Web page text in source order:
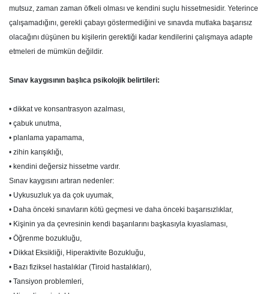
mutsuz, zaman zaman öfkeli olması ve kendini suçlu hissetmesidir. Yeterince
çalışamadığını, gerekli çabayı göstermediğini ve sınavda mutlaka başarısız
olacağını düşünen bu kişilerin gerektiği kadar kendilerini çalışmaya adapte
etmeleri de mümkün değildir.
Sınav kaygısının başlıca psikolojik belirtileri:
• dikkat ve konsantrasyon azalması,
• çabuk unutma,
• planlama yapamama,
• zihin karışıklığı,
• kendini değersiz hissetme vardır.
Sınav kaygısını artıran nedenler:
• Uykusuzluk ya da çok uyumak,
• Daha önceki sınavların kötü geçmesi ve daha önceki başarısızlıklar,
• Kişinin ya da çevresinin kendi başarılarını başkasıyla kıyaslaması,
• Öğrenme bozukluğu,
• Dikkat Eksikliği, Hiperaktivite Bozukluğu,
• Bazı fiziksel hastalıklar (Tiroid hastalıkları),
• Tansiyon problemleri,